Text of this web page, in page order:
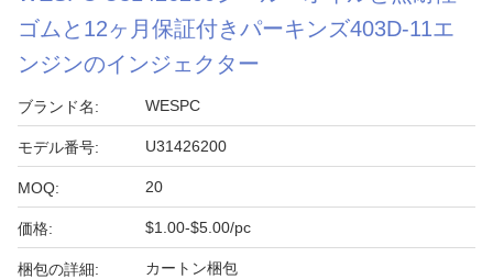
ゴムと12ヶ月保証付きパーキンズ403D-11エ
ンジンのインジェクター
ブランド名: WESPC
モデル番号: U31426200
MOQ: 20
価格: $1.00-$5.00/pc
梱包の詳細: カートン梱包